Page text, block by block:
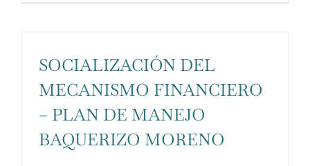
SOCIALIZACIÓN DEL
MECANISMO FINANCIERO
– PLAN DE MANEJO
BAQUERIZO MORENO